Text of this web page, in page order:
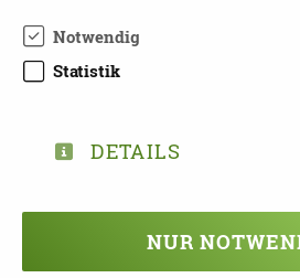
2023-
Notwendig
Statistik
DETAILS
NUR